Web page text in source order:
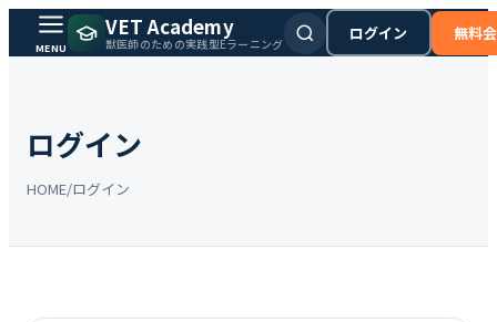
MENU
VET Academy
獣医師のための実践型Eラーニング
ログイン 無料
ログイン
HOME/ログイン